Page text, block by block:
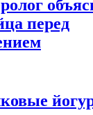
перед